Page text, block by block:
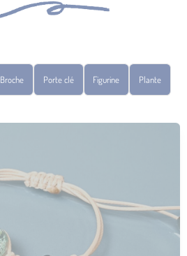
Broche Porte clé Figurine Plante